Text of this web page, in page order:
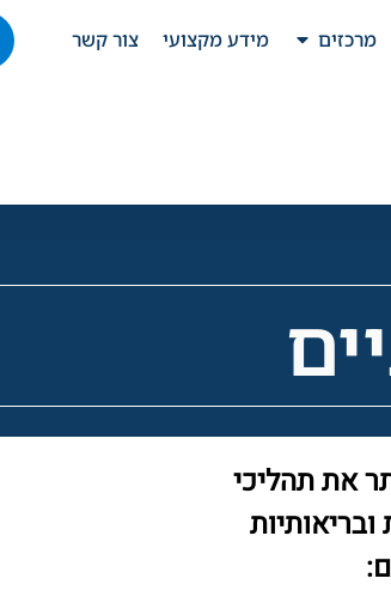
מרכזים מידע מקצועי צור קשר
את תהליכי